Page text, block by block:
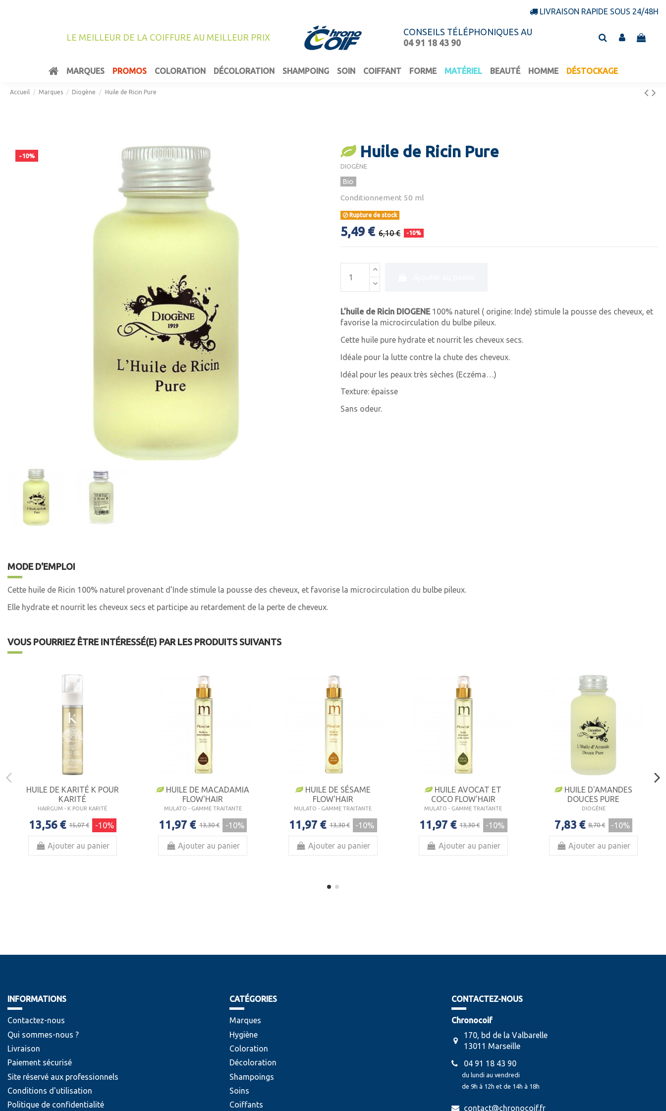
LIVRAISON RAPIDE SOUS 24/48H
LE MEILLEUR DE LA COIFFURE AU MEILLEUR PRIX
CONSEILS TÉLÉPHONIQUES AU
04 91 18 43 90
MARQUES PROMOS COLORATION DÉCOLORATION SHAMPOING SOIN COIFFANT FORME MATÉRIEL BEAUTÉ HOMME DÉSTOCKAGE
Accueil Marques Diogène Huile de Ricin Pure
-10% Huile de Ricin Pure
DIOGÈNE
Bio
Conditionnement 50 ml
Rupture de stock
5,49 € 6,10 € -10%
L’huile de Ricin DIOGENE100% naturel ( origine: Inde) stimule la pousse des cheveux, et
favorise la microcirculation du bulbe pileux.
Cette huile pure hydrate et nourrit les cheveux secs.
Idéale pour la lutte contre la chute des cheveux.
Idéal pour les peaux très sèches (Eczéma…)
Texture: épaisse
Sans odeur.
MODE D'EMPLOI
Cette huile de Ricin 100% naturel provenant d’Inde stimule la pousse des cheveux, et favorise la microcirculation du bulbe pileux.
Elle hydrate et nourrit les cheveux secs et participe au retardement de la perte de cheveux.
VOUS POURRIEZ ÊTRE INTÉRESSÉ(E) PAR LES PRODUITS SUIVANTS
HUILE DE KARITÉ K POUR
KARITÉ
HAIRGUM - K POUR KARITÉ
13,56 € 15,07 € -10%
Ajouter au panier
HUILE DE MACADAMIA
FLOW'HAIR
MULATO - GAMME TRAITANTE
11,97 € 13,30 € -10%
Ajouter au panier
HUILE DE SÉSAME
FLOW'HAIR
MULATO - GAMME TRAITANTE
11,97 € 13,30 € -10%
Ajouter au panier
HUILE AVOCAT ET
COCO FLOW'HAIR
MULATO - GAMME TRAITANTE
11,97 € 13,30 € -10%
Ajouter au panier
HUILE D'AMANDES
DOUCES PURE
DIOGÈNE
7,83 € 8,70 € -10%
Ajouter au panier
INFORMATIONS
Contactez-nous
Qui sommes-nous ?
Livraison
Paiement sécurisé
Site réservé aux professionnels
Conditions d'utilisation
Politique de confidentialité
CATÉGORIES
Marques
Hygiène
Coloration
Décoloration
Shampoings
Soins
Coiffants
CONTACTEZ-NOUS
Chronocoif
170, bd de la Valbarelle
13011 Marseille
04 91 18 43 90
du lundi au vendredi
de 9h à 12h et de 14h à 18h
contact@chronocoif.fr